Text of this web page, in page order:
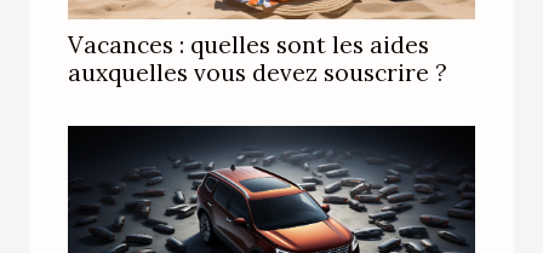
Vacances : quelles sont les aides
auxquelles vous devez souscrire ?